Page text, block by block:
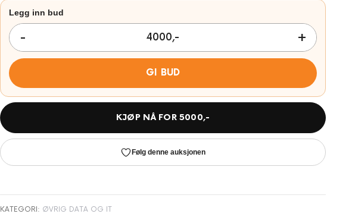
GI BUD
KJØP NÅ FOR 5000,-
Følg denne auksjonen
KATEGORI: ØVRIG DATA OG IT